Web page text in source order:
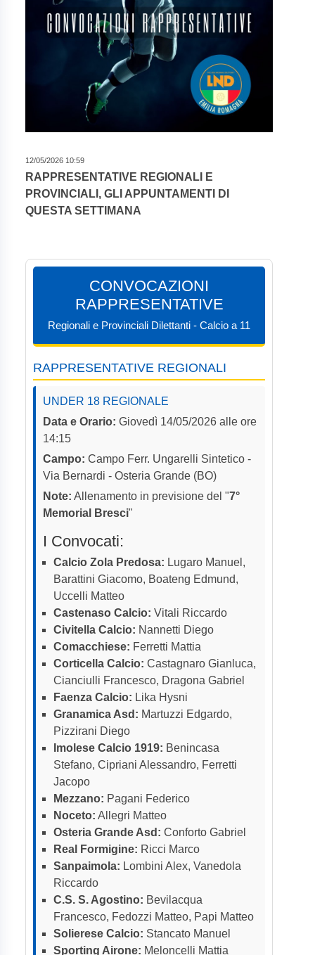
12/05/2026 10:59
RAPPRESENTATIVE REGIONALI E
PROVINCIALI, GLI APPUNTAMENTI DI
QUESTA SETTIMANA
CONVOCAZIONI
RAPPRESENTATIVE
Regionali e Provinciali Dilettanti - Calcio a 11
RAPPRESENTATIVE REGIONALI
UNDER 18 REGIONALE
Data e Orario: Giovedì 14/05/2026 alle ore
14:15
Campo: Campo Ferr. Ungarelli Sintetico -
Via Bernardi - Osteria Grande (BO)
Note: Allenamento in previsione del "7°
Memorial Bresci"
I Convocati:
Calcio Zola Predosa: Lugaro Manuel,
Barattini Giacomo, Boateng Edmund,
Uccelli Matteo
Castenaso Calcio: Vitali Riccardo
Civitella Calcio: Nannetti Diego
Comacchiese: Ferretti Mattia
Corticella Calcio: Castagnaro Gianluca,
Cianciulli Francesco, Dragona Gabriel
Faenza Calcio: Lika Hysni
Granamica Asd: Martuzzi Edgardo,
Pizzirani Diego
Imolese Calcio 1919: Benincasa
Stefano, Cipriani Alessandro, Ferretti
Jacopo
Mezzano: Pagani Federico
Noceto: Allegri Matteo
Osteria Grande Asd: Conforto Gabriel
Real Formigine: Ricci Marco
Sanpaimola: Lombini Alex, Vanedola
Riccardo
C.S. S. Agostino: Bevilacqua
Francesco, Fedozzi Matteo, Papi Matteo
Solierese Calcio: Stancato Manuel
Sporting Airone: Meloncelli Mattia